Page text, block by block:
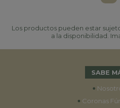
Los productos pueden estar
a la disponibilidad.
SABE
•
• Coronas